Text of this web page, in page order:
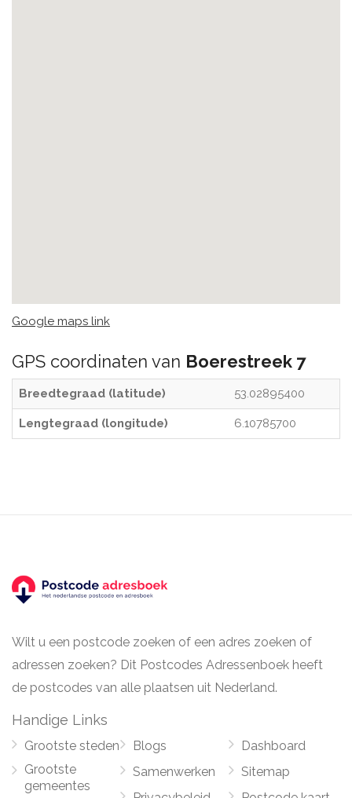
Google maps link
GPS coordinaten van Boerestreek 7
Breedtegraad (latitude) 53.02895400
Lengtegraad (longitude) 6.10785700
Wilt u een postcode zoeken of een adres zoeken of
adressen zoeken? Dit Postcodes Adressenboek heeft
de postcodes van alle plaatsen uit Nederland.
Handige Links
Grootste steden
Grootste
gemeentes
Blogs
Samenwerken
Dashboard
Sitemap